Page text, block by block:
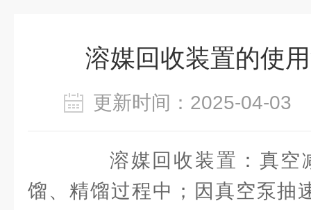
溶媒回收装置的使
更新时间：2025-04-
溶媒回收装置：真空
馏、精馏过程中；因真空泵抽